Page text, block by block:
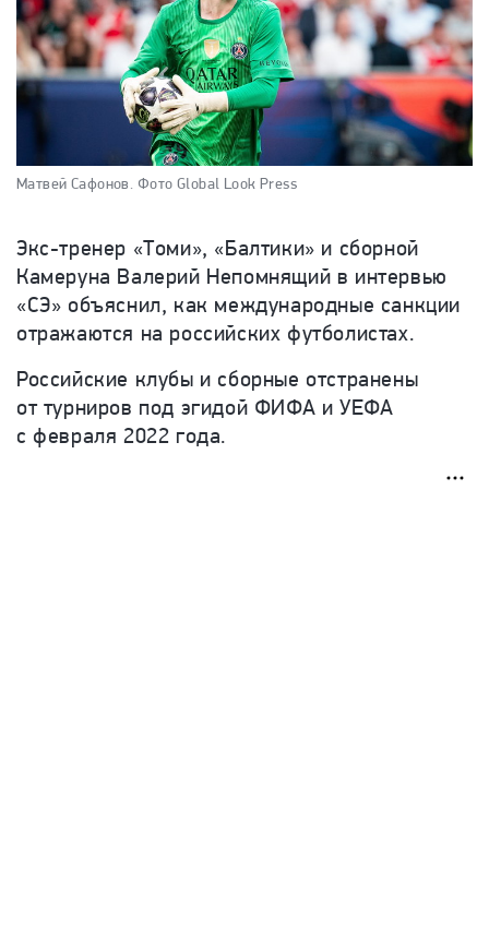
Матвей Сафонов. Фото Global Look Press
Экс-тренер «Томи», «Балтики» и сборной
Камеруна Валерий Непомнящий в интервью
«СЭ» объяснил, как международные санкции
отражаются на российских футболистах.
Российские клубы и сборные отстранены
от турниров под эгидой ФИФА и УЕФА
с февраля 2022 года.